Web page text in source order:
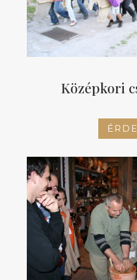
Középkori